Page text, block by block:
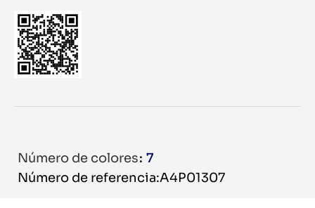
Número de colores 7
Número de referencia:A4P01307